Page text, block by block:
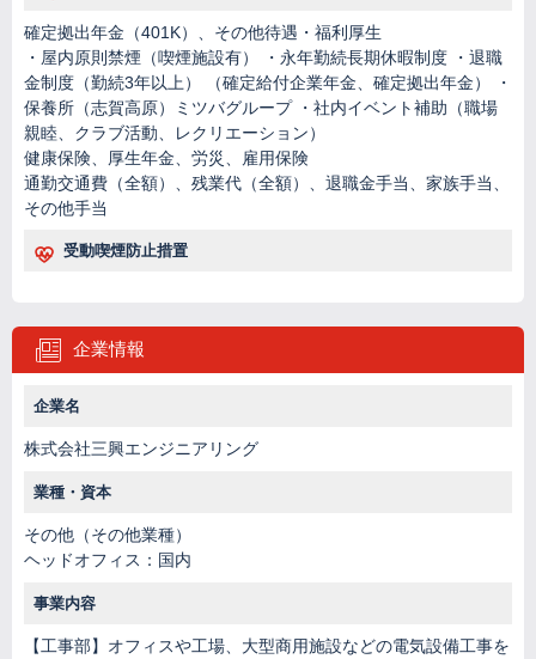
確定拠出年金（401K）、その他待遇・福利厚生
・屋内原則禁煙（喫煙施設有） ・永年勤続長期休暇制度 ・退職
金制度（勤続3年以上） （確定給付企業年金、確定拠出年金） ・
保養所（志賀高原）ミツバグループ ・社内イベント補助（職場
親睦、クラブ活動、レクリエーション）
健康保険、厚生年金、労災、雇用保険
通勤交通費（全額）、残業代（全額）、退職金手当、家族手当、
その他手当
受動喫煙防止措置
企業情報
企業名
株式会社三興エンジニアリング
業種・資本
その他（その他業種）
ヘッドオフィス：国内
事業内容
【工事部】オフィスや工場、大型商用施設などの電気設備工事を